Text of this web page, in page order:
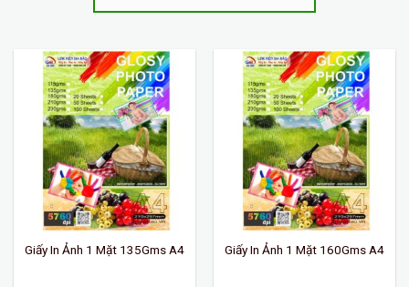
Giấy In Ảnh 1 Mặt 135Gms A4 Giấy In Ảnh 1 Mặt 160Gms A4